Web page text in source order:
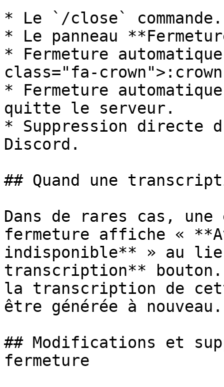
* Le `/close` commande.
* Le panneau
* Fermeture
class="fa-
* Fermeture
quitte le serveur.
* Suppression directe
Discord.
## Quand une
Dans de rares cas,
fermeture affiche «
indisponible** » au
transcription**
la transcription de
être générée à nouveau.
## Modifications et
fermeture